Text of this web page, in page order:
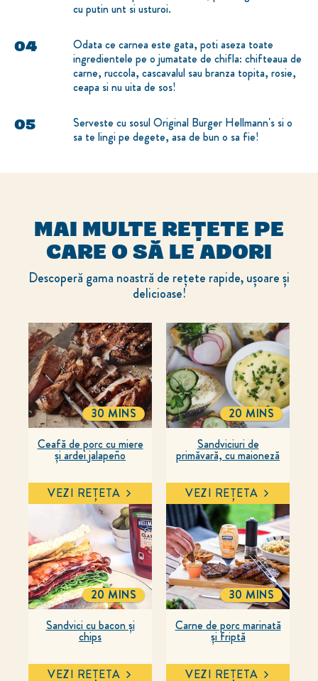
cu putin unt si usturoi.
Odata ce carnea este gata, poti aseza toate
ingredientele pe o jumatate de chifla: chifteaua de
carne, ruccola, cascavalul sau branza topita, rosie,
ceapa si nu uita de sos!
Serveste cu sosul Original Burger Hellmann's si o
sa te lingi pe degete, asa de bun o sa fie!
MAI MULTE REȚETE PE
CARE O SĂ LE ADORI
Descoperă gama noastră de rețete rapide, ușoare și
delicioase!
Ceafă de porc cu miere
și ardei jalapeño
TOTALTIME
30 MINS
VEZI REȚETA
Sandviciuri de
primăvară, cu maioneză
TOTALTIME
20 MINS
VEZI REȚETA
Sandvici cu bacon și
chips
TOTALTIME
20 MINS
VEZI REȚETA
Carne de porc marinată
și friptă
TOTALTIME
30 MINS
VEZI REȚETA